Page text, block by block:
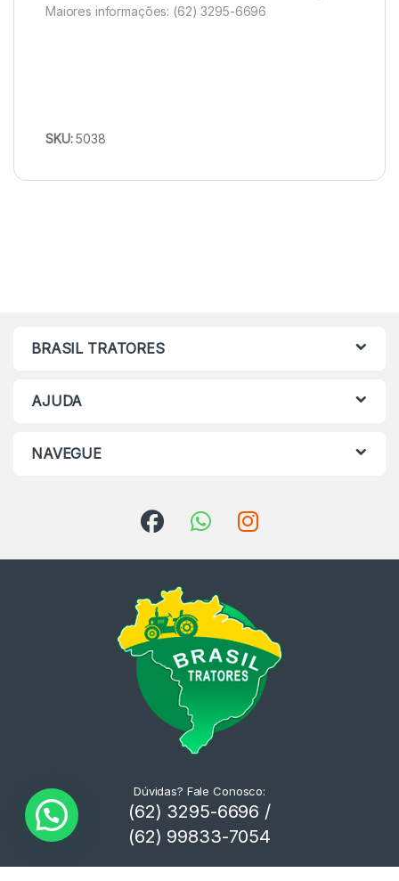
Maiores informações: (62) 3295-6696
SKU:5038
BRASIL TRATORES
AJUDA
NAVEGUE
Dúvidas? Fale Conosco:
(62) 3295-6696 /
(62) 99833-7054